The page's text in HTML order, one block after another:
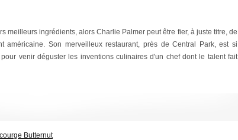
meilleurs ingrédients, alors Charlie Palmer peut être fier, à juste titre, de
américaine. Son merveilleux restaurant, près de Central Park, est si
venir déguster les inventions culinaires d'un chef dont le talent fait
Butternut